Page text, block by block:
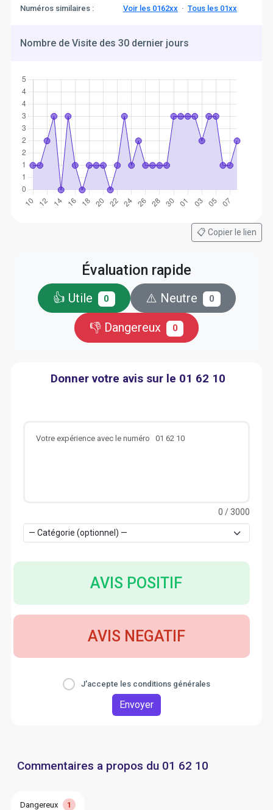
Numéros similaires : Voir les 0162xx· Tous les 01xx
Nombre de Visite des 30 dernier jours
📋 Copier le lien
Évaluation rapide
👍 Utile 0 ⚠️ Neutre 0
👎 Dangereux 0
Donner votre avis sur le 01 62 10
0 / 3000
AVIS POSITIF
AVIS NEGATIF
J'accepte les conditions générales
Envoyer
Commentaires a propos du 01 62 10
Dangereux 1